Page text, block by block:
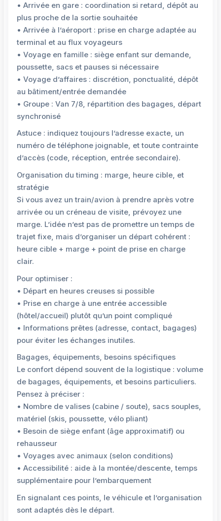
• Arrivée en gare : coordination si retard, dépôt au
plus proche de la sortie souhaitée
• Arrivée à l’aéroport : prise en charge adaptée au
terminal et au flux voyageurs
• Voyage en famille : siège enfant sur demande,
poussette, sacs et pauses si nécessaire
• Voyage d’affaires : discrétion, ponctualité, dépôt
au bâtiment/entrée demandée
• Groupe : Van 7/8, répartition des bagages, départ
synchronisé
Astuce : indiquez toujours l’adresse exacte, un
numéro de téléphone joignable, et toute contrainte
d’accès (code, réception, entrée secondaire).
Organisation du timing : marge, heure cible, et
stratégie
Si vous avez un train/avion à prendre après votre
arrivée ou un créneau de visite, prévoyez une
marge. L’idée n’est pas de promettre un temps de
trajet fixe, mais d’organiser un départ cohérent :
heure cible + marge + point de prise en charge
clair.
Pour optimiser :
• Départ en heures creuses si possible
• Prise en charge à une entrée accessible
(hôtel/accueil) plutôt qu’un point compliqué
• Informations prêtes (adresse, contact, bagages)
pour éviter les échanges inutiles.
Bagages, équipements, besoins spécifiques
Le confort dépend souvent de la logistique : volume
de bagages, équipements, et besoins particuliers.
Pensez à préciser :
• Nombre de valises (cabine / soute), sacs souples,
matériel (skis, poussette, vélo pliant)
• Besoin de siège enfant (âge approximatif) ou
rehausseur
• Voyages avec animaux (selon conditions)
• Accessibilité : aide à la montée/descente, temps
supplémentaire pour l’embarquement
En signalant ces points, le véhicule et l’organisation
sont adaptés dès le départ.